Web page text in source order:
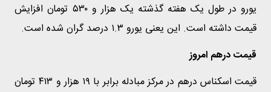
یورو در طول یک هفته گذشته یک هزار و ۵۳۰ تومان افزایش
قیمت داشته است. این یعنی یورو ۱.۳ درصد گران شده است.
قیمت درهم امروز
قیمت اسکناس درهم در مرکز مبادله برابر با ۱۹ هزار و ۴۱۳ تومان